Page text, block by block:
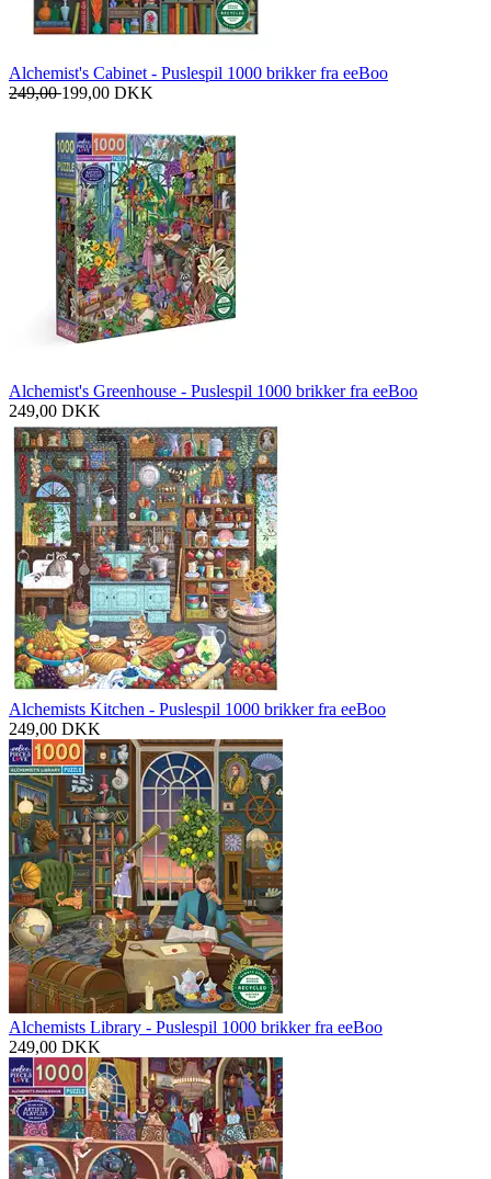
Alchemist's Cabinet - Puslespil 1000 brikker fra eeBoo
249,00199,00 DKK
Alchemist's Greenhouse - Puslespil 1000 brikker fra eeBoo
249,00 DKK
Alchemists Kitchen - Puslespil 1000 brikker fra eeBoo
249,00 DKK
Alchemists Library - Puslespil 1000 brikker fra eeBoo
249,00 DKK